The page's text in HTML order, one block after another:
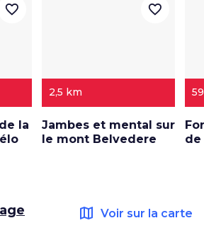
la
favorite_border
2,5 km
Jambes et mental sur
le mont Belvedere
favorite_border
de
map Voir sur la carte